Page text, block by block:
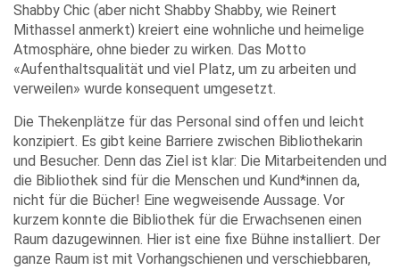
Shabby Chic (aber nicht Shabby Shabby, wie Reinert
Mithassel anmerkt) kreiert eine wohnliche und heimelige
Atmosphäre, ohne bieder zu wirken. Das Motto
«Aufenthaltsqualität und viel Platz, um zu arbeiten und
verweilen» wurde konsequent umgesetzt.
Die Thekenplätze für das Personal sind offen und leicht
konzipiert. Es gibt keine Barriere zwischen Bibliothekarin
und Besucher. Denn das Ziel ist klar: Die Mitarbeitenden und
die Bibliothek sind für die Menschen und Kund*innen da,
nicht für die Bücher! Eine wegweisende Aussage. Vor
kurzem konnte die Bibliothek für die Erwachsenen einen
Raum dazugewinnen. Hier ist eine fixe Bühne installiert. Der
ganze Raum ist mit Vorhangschienen und verschiebbaren,